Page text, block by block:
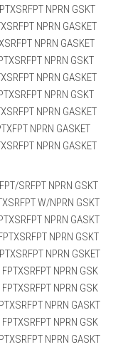
NPRN GSKT
NPRN GASKET
NPRN GASKET
NPRN GSKT
NPRN GASKET
NPRN GSKT
NPRN GASKET
NPRN GASKET
NPRN GASKET
SRFPT NPRN GSKT
W/NPRN GSKT
NPRN GASKT
NPRN GSKT
NPRN GSKET
NPRN GSK
NPRN GSK
NPRN GASKT
NPRN GSK
NPRN GASKT